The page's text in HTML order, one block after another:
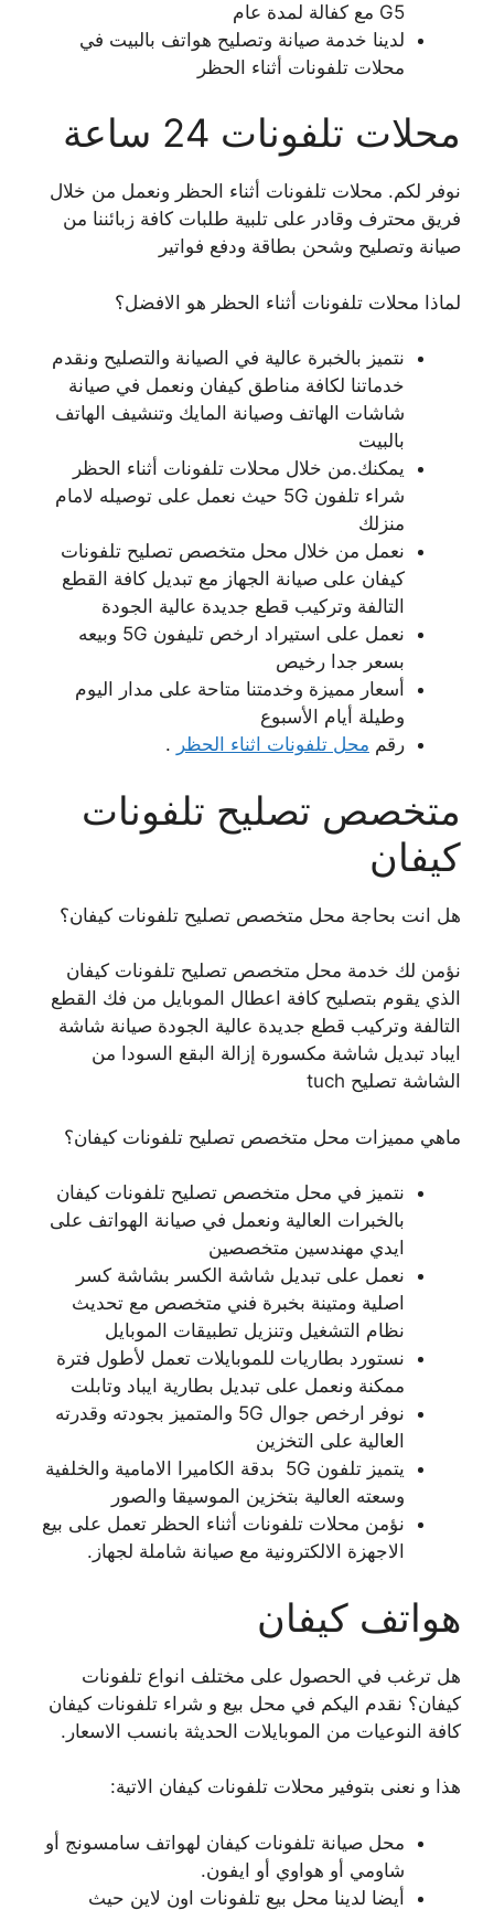
G5 مع كفالة لمدة عام
لدينا خدمة صيانة وتصليح هواتف بالبيت في
محلات تلفونات أثناء الحظر
محلات تلفونات 24 ساعة
نوفر لكم. محلات تلفونات أثناء الحظر ونعمل من خلال
فريق محترف وقادر على تلبية طلبات كافة زبائننا من
صيانة وتصليح وشحن بطاقة ودفع فواتير
لماذا محلات تلفونات أثناء الحظر هو الافضل؟
نتميز بالخبرة عالية في الصيانة والتصليح ونقدم
خدماتنا لكافة مناطق كيفان ونعمل في صيانة
شاشات الهاتف وصيانة المايك وتنشيف الهاتف
بالبيت
يمكنك.من خلال محلات تلفونات أثناء الحظر
شراء تلفون 5G حيث نعمل على توصيله لامام
منزلك
نعمل من خلال محل متخصص تصليح تلفونات
كيفان على صيانة الجهاز مع تبديل كافة القطع
التالفة وتركيب قطع جديدة عالية الجودة
نعمل على استيراد ارخص تليفون 5G وبيعه
بسعر جدا رخيص
أسعار مميزة وخدمتنا متاحة على مدار اليوم
وطيلة أيام الأسبوع
رقم محل تلفونات اثناء الحظر .
متخصص تصليح تلفونات
كيفان
هل انت بحاجة محل متخصص تصليح تلفونات كيفان؟
نؤمن لك خدمة محل متخصص تصليح تلفونات كيفان
الذي يقوم بتصليح كافة اعطال الموبايل من فك القطع
التالفة وتركيب قطع جديدة عالية الجودة صيانة شاشة
ايباد تبديل شاشة مكسورة إزالة البقع السودا من
الشاشة تصليح tuch
ماهي مميزات محل متخصص تصليح تلفونات كيفان؟
نتميز في محل متخصص تصليح تلفونات كيفان
بالخبرات العالية ونعمل في صيانة الهواتف على
ايدي مهندسين متخصصين
نعمل على تبديل شاشة الكسر بشاشة كسر
اصلية ومتينة بخبرة فني متخصص مع تحديث
نظام التشغيل وتنزيل تطبيقات الموبايل
نستورد بطاريات للموبايلات تعمل لأطول فترة
ممكنة ونعمل على تبديل بطارية ايباد وتابلت
نوفر ارخص جوال 5G والمتميز بجودته وقدرته
العالية على التخزين
يتميز تلفون 5G بدقة الكاميرا الامامية والخلفية
وسعته العالية بتخزين الموسيقا والصور
نؤمن محلات تلفونات أثناء الحظر تعمل على بيع
الاجهزة الالكترونية مع صيانة شاملة لجهاز.
هواتف كيفان
هل ترغب في الحصول على مختلف انواع تلفونات
كيفان؟ نقدم اليكم في محل بيع و شراء تلفونات كيفان
كافة النوعيات من الموبايلات الحديثة بانسب الاسعار.
هذا و نعنى بتوفير محلات تلفونات كيفان الاتية:
محل صيانة تلفونات كيفان لهواتف سامسونج أو
شاومي أو هواوي أو ايفون.
أيضا لدينا محل بيع تلفونات اون لاين حيث